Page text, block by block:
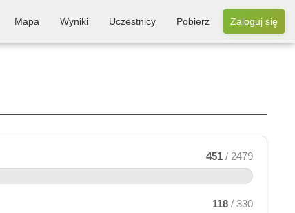
Mapa Wyniki Uczestnicy Pobierz Zaloguj się
451 / 2479
118 / 330